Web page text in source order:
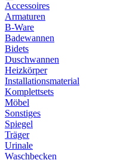
Accessoires
Armaturen
B-Ware
Badewannen
Bidets
Duschwannen
Heizkörper
Installationsmaterial
Komplettsets
Möbel
Sonstiges
Spiegel
Träger
Urinale
Waschbecken